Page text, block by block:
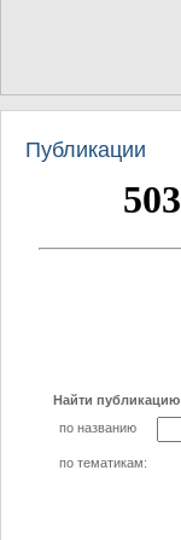
Публикации
Найти публикацию
по названию
по тематикам: